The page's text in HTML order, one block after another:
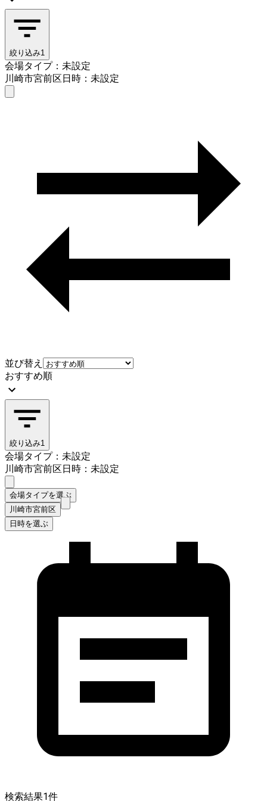
絞り込み1
会場タイプ：未設定
川崎市宮前区日時：未設定
並び替え
おすすめ順
絞り込み1
会場タイプ：未設定
川崎市宮前区日時：未設定
会場タイプを選ぶ
川崎市宮前区
日時を選ぶ
検索結果1件